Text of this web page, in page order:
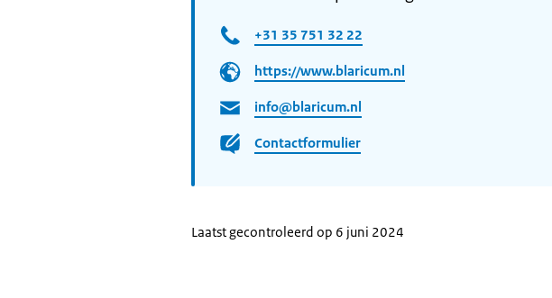
+31 35 751 32 22
https://www.blaricum.nl
info@blaricum.nl
Contactformulier
Laatst gecontroleerd op 6 juni 2024